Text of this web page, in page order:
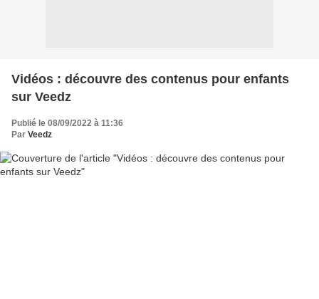
Vidéos : découvre des contenus pour enfants
sur Veedz
Publié le 08/09/2022 à 11:36
Par Veedz